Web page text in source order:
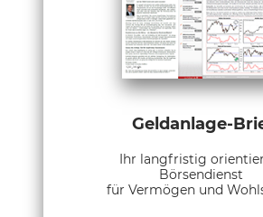
Geldanlage-
Ihr langfristig
Börsendienst
für Vermögen und